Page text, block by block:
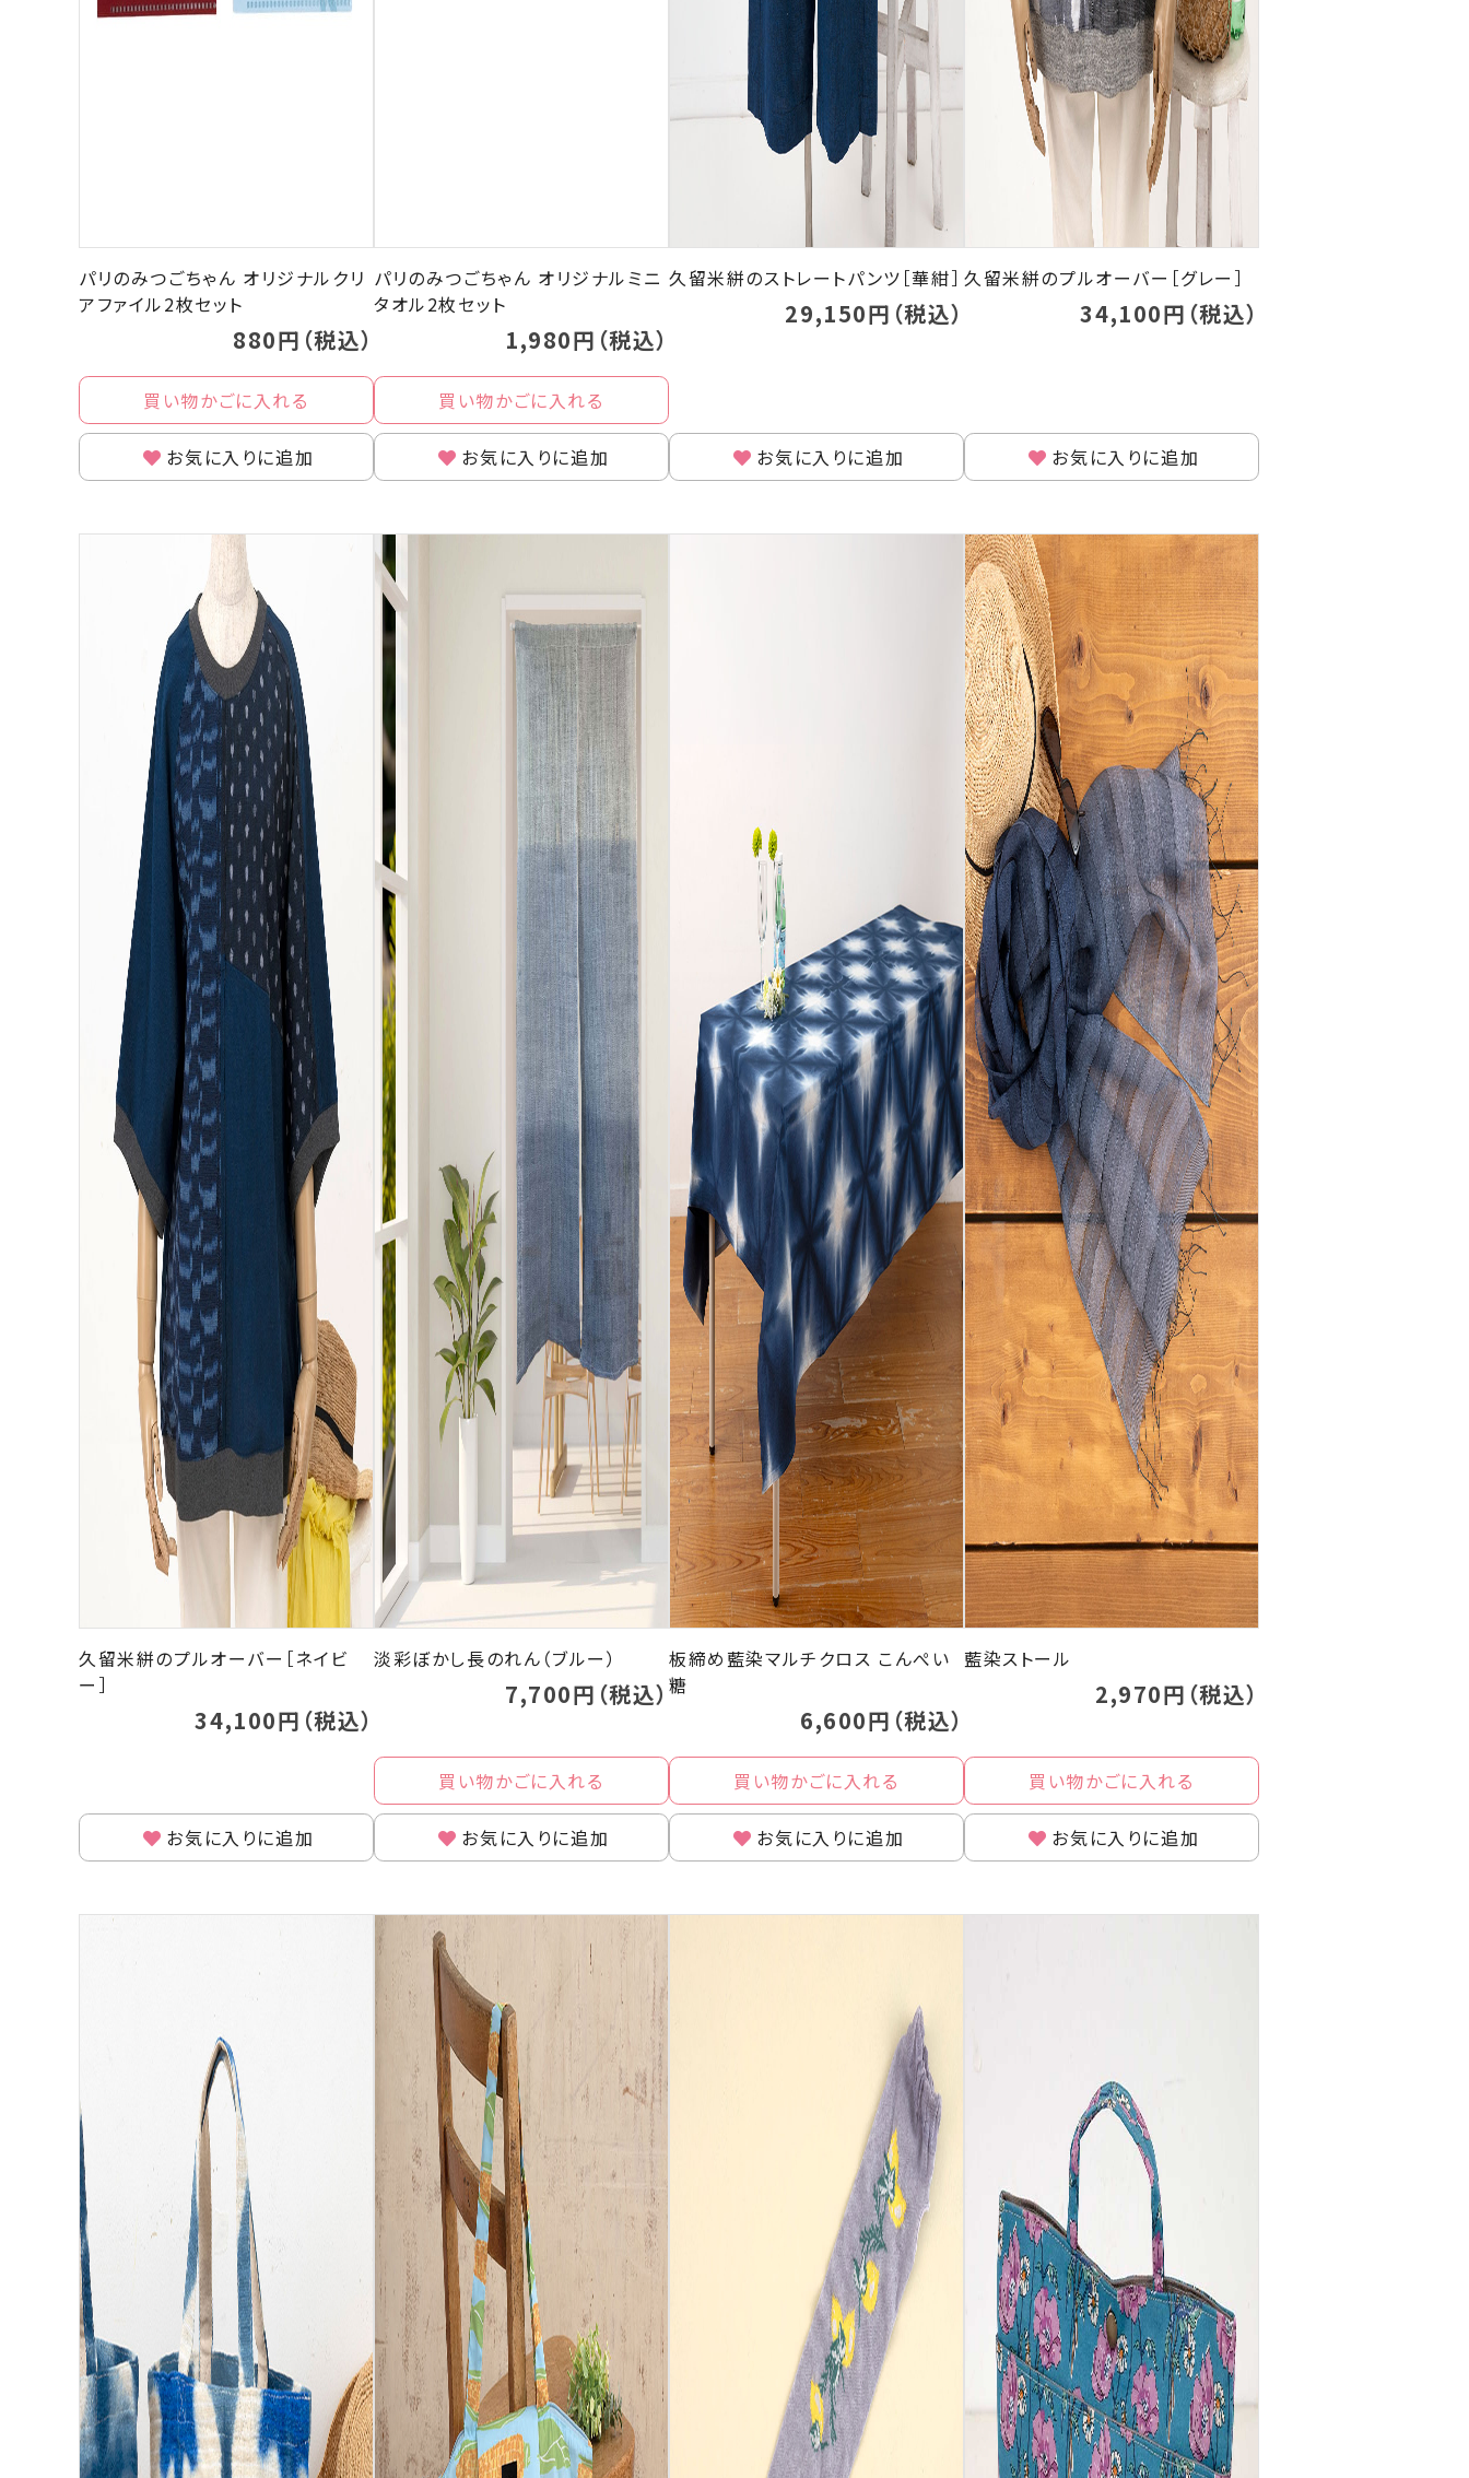
パリのみつごちゃん オリジナルクリ
アファイル2枚セット
880円（税込）
買い物かごに入れる
お気に入りに追加
パリのみつごちゃん オリジナルミニ
タオル2枚セット
1,980円（税込）
買い物かごに入れる
お気に入りに追加
久留米絣のストレートパンツ［華紺］
29,150円（税込）
お気に入りに追加
久留米絣のプルオーバー［グレー］
34,100円（税込）
お気に入りに追加
久留米絣のプルオーバー［ネイビ
ー］
34,100円（税込）
お気に入りに追加
淡彩ぼかし長のれん（ブルー）
7,700円（税込）
買い物かごに入れる
お気に入りに追加
板締め藍染マルチクロス こんぺい
糖
6,600円（税込）
買い物かごに入れる
お気に入りに追加
藍染ストール
2,970円（税込）
買い物かごに入れる
お気に入りに追加